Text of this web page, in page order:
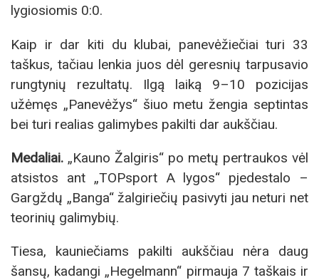
lygiosiomis 0:0.
Kaip ir dar kiti du klubai, panevėžiečiai turi 33
taškus, tačiau lenkia juos dėl geresnių tarpusavio
rungtynių rezultatų. Ilgą laiką 9–10 pozicijas
užėmęs „Panevėžys“ šiuo metu žengia septintas
bei turi realias galimybes pakilti dar aukščiau.
Medaliai. „Kauno Žalgiris“ po metų pertraukos vėl
atsistos ant „TOPsport A lygos“ pjedestalo –
Gargždų „Banga“ žalgiriečių pasivyti jau neturi net
teorinių galimybių.
Tiesa, kauniečiams pakilti aukščiau nėra daug
šansų, kadangi „Hegelmann“ pirmauja 7 taškais ir